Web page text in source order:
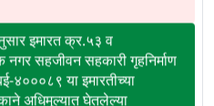
इमारत क्र.५३ व
सहजीवन सहकारी गृहनिर्माण
४०००८९ या इमारतीच्या
अधिमुल्यात घेतलेल्या